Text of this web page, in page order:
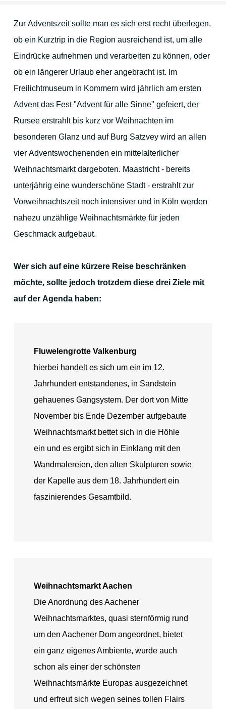
Lage & Anfahrt
Die Umgebung
Köln
Aachen
Die Eifel
Zur Vorweihnachtszeit
Ihre Gastgeber
Kontakt
Stadtplan
Bildergalerie
Ihre Gastgeber
Online Buchen
Zur Adventszeit sollte man es sich erst recht überlegen,
ob ein Kurztrip in die Region ausreichend ist, um alle
Eindrücke aufnehmen und verarbeiten zu können, oder
ob ein längerer Urlaub eher angebracht ist. Im
Freilichtmuseum in Kommern wird jährlich am ersten
Advent das Fest "Advent für alle Sinne" gefeiert, der
Rursee erstrahlt bis kurz vor Weihnachten im
besonderen Glanz und auf Burg Satzvey wird an allen
vier Adventswochenenden ein mittelalterlicher
Weihnachtsmarkt dargeboten. Maastricht - bereits
unterjährig eine wunderschöne Stadt - erstrahlt zur
Vorweihnachtszeit noch intensiver und in Köln werden
nahezu unzählige Weihnachtsmärkte für jeden
Geschmack aufgebaut.
Wer sich auf eine kürzere Reise beschränken
möchte, sollte jedoch trotzdem diese drei Ziele mit
auf der Agenda haben:
Fluwelengrotte Valkenburg
hierbei handelt es sich um ein im 12.
Jahrhundert entstandenes, in Sandstein
gehauenes Gangsystem. Der dort von Mitte
November bis Ende Dezember aufgebaute
Weihnachtsmarkt bettet sich in die Höhle
ein und es ergibt sich in Einklang mit den
Wandmalereien, den alten Skulpturen sowie
der Kapelle aus dem 18. Jahrhundert ein
faszinierendes Gesamtbild.
Weihnachtsmarkt Aachen
Die Anordnung des Aachener
Weihnachtsmarktes, quasi sternförmig rund
um den Aachener Dom angeordnet, bietet
ein ganz eigenes Ambiente, wurde auch
schon als einer der schönsten
Weihnachtsmärkte Europas ausgezeichnet
und erfreut sich wegen seines tollen Flairs